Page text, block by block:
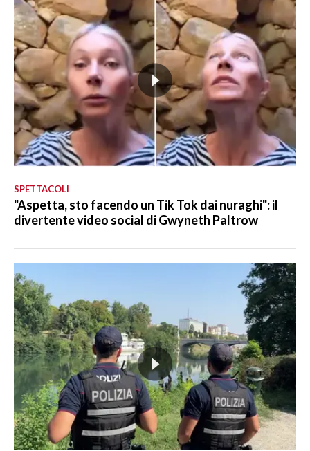
SPETTACOLI
"Aspetta, sto facendo un Tik Tok dai nuraghi": il
divertente video social di Gwyneth Paltrow